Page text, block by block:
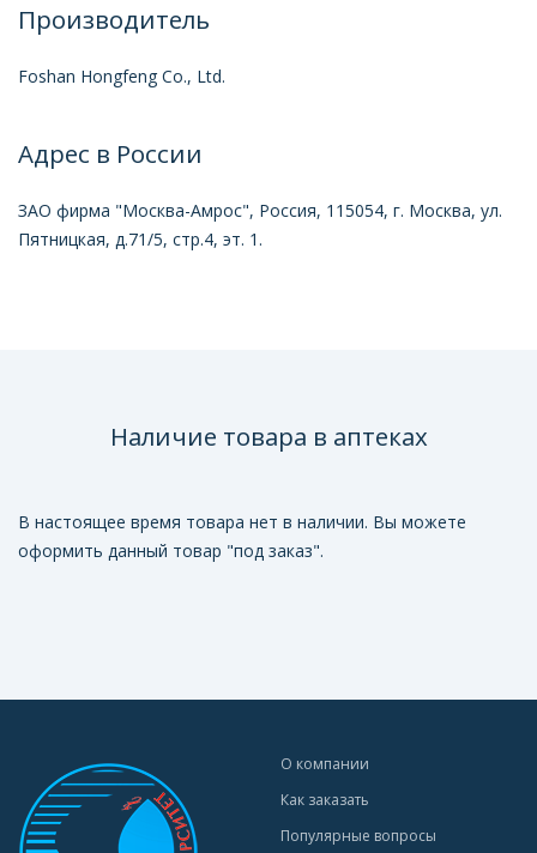
Производитель
Foshan Hongfeng Co., Ltd.
Адрес в России
ЗАО фирма "Москва-Амрос", Россия, 115054, г. Москва, ул.
Пятницкая, д.71/5, стр.4, эт. 1.
Наличие товара в аптеках
В настоящее время товара нет в наличии. Вы можете
оформить данный товар "под заказ".
О компании
Как заказать
Популярные вопросы